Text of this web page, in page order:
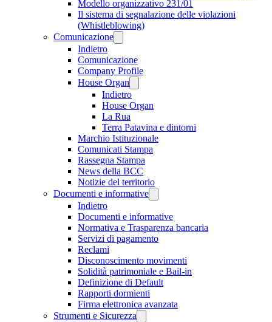
Modello organizzativo 231/01
Il sistema di segnalazione delle violazioni
(Whistleblowing)
Comunicazione
Indietro
Comunicazione
Company Profile
House Organ
Indietro
House Organ
La Rua
Terra Patavina e dintorni
Marchio Istituzionale
Comunicati Stampa
Rassegna Stampa
News della BCC
Notizie del territorio
Documenti e informative
Indietro
Documenti e informative
Normativa e Trasparenza bancaria
Servizi di pagamento
Reclami
Disconoscimento movimenti
Solidità patrimoniale e Bail-in
Definizione di Default
Rapporti dormienti
Firma elettronica avanzata
Strumenti e Sicurezza